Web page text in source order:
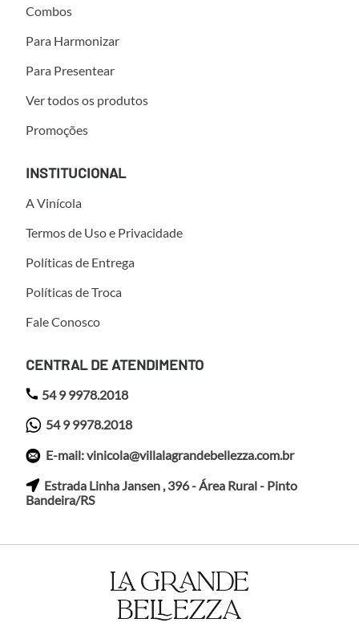
Combos
Para Harmonizar
Para Presentear
Ver todos os produtos
Promoções
INSTITUCIONAL
A Vinícola
Termos de Uso e Privacidade
Políticas de Entrega
Políticas de Troca
Fale Conosco
CENTRAL DE ATENDIMENTO
54 9 9978.2018
54 9 9978.2018
E-mail: vinicola@villalagrandebellezza.com.br
Estrada Linha Jansen , 396 - Área Rural - Pinto
Bandeira/RS